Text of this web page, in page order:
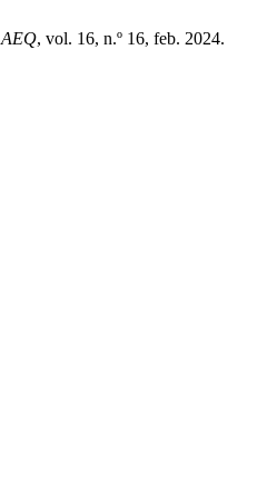
AEQ, vol. 16, n.º 16, feb. 2024.